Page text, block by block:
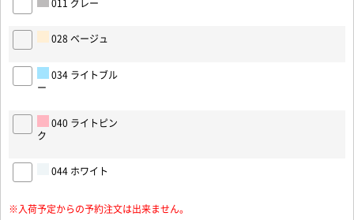
011 グレー
028 ベージュ
034 ライトブル
ー
040 ライトピン
ク
044 ホワイト
※入荷予定からの予約注文は出来ません。